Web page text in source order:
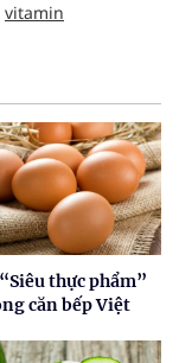
vitamin
thực phẩm”
căn bếp Việt